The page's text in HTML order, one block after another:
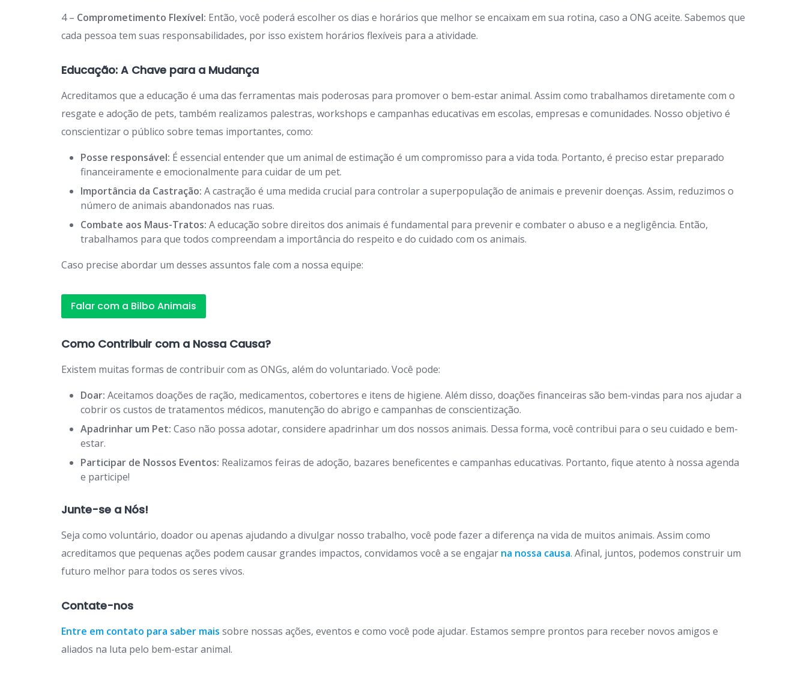
4 – Comprometimento Flexível: Então, você poderá escolher os dias e horários que melhor se encaixam em sua rotina, caso a ONG aceite. Sabemos que
cada pessoa tem suas responsabilidades, por isso existem horários flexíveis para a atividade.
Educação: A Chave para a Mudança
Acreditamos que a educação é uma das ferramentas mais poderosas para promover o bem-estar animal. Assim como trabalhamos diretamente com o
resgate e adoção de pets, também realizamos palestras, workshops e campanhas educativas em escolas, empresas e comunidades. Nosso objetivo é
conscientizar o público sobre temas importantes, como:
Posse responsável: É essencial entender que um animal de estimação é um compromisso para a vida toda. Portanto, é preciso estar preparado
financeiramente e emocionalmente para cuidar de um pet.
Importância da Castração: A castração é uma medida crucial para controlar a superpopulação de animais e prevenir doenças. Assim, reduzimos o
número de animais abandonados nas ruas.
Combate aos Maus-Tratos: A educação sobre direitos dos animais é fundamental para prevenir e combater o abuso e a negligência. Então,
trabalhamos para que todos compreendam a importância do respeito e do cuidado com os animais.
Caso precise abordar um desses assuntos fale com a nossa equipe:
Falar com a Bilbo Animais
Como Contribuir com a Nossa Causa?
Existem muitas formas de contribuir com as ONGs, além do voluntariado. Você pode:
Doar: Aceitamos doações de ração, medicamentos, cobertores e itens de higiene. Além disso, doações financeiras são bem-vindas para nos ajudar a
cobrir os custos de tratamentos médicos, manutenção do abrigo e campanhas de conscientização.
Apadrinhar um Pet: Caso não possa adotar, considere apadrinhar um dos nossos animais. Dessa forma, você contribui para o seu cuidado e bem-
estar.
Participar de Nossos Eventos: Realizamos feiras de adoção, bazares beneficentes e campanhas educativas. Portanto, fique atento à nossa agenda
e participe!
Junte-se a Nós!
Seja como voluntário, doador ou apenas ajudando a divulgar nosso trabalho, você pode fazer a diferença na vida de muitos animais. Assim como
acreditamos que pequenas ações podem causar grandes impactos, convidamos você a se engajar na nossa causa. Afinal, juntos, podemos construir um
futuro melhor para todos os seres vivos.
Contate-nos
Entre em contato para saber mais sobre nossas ações, eventos e como você pode ajudar. Estamos sempre prontos para receber novos amigos e
aliados na luta pelo bem-estar animal.